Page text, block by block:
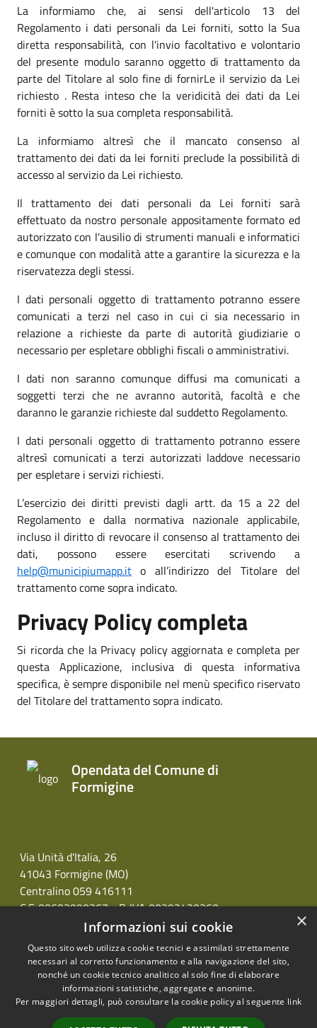
La informiamo che, ai sensi dell'articolo 13 del
Regolamento i dati personali da Lei forniti, sotto la Sua
diretta responsabilità, con l'invio facoltativo e volontario
del presente modulo saranno oggetto di trattamento da
parte del Titolare al solo fine di fornirLe il servizio da Lei
richiesto . Resta inteso che la veridicità dei dati da Lei
forniti è sotto la sua completa responsabilità.
La informiamo altresì che il mancato consenso al
trattamento dei dati da lei forniti preclude la possibilità di
accesso al servizio da Lei richiesto.
Il trattamento dei dati personali da Lei forniti sarà
effettuato da nostro personale appositamente formato ed
autorizzato con l'ausilio di strumenti manuali e informatici
e comunque con modalità atte a garantire la sicurezza e la
riservatezza degli stessi.
I dati personali oggetto di trattamento potranno essere
comunicati a terzi nel caso in cui ci sia necessario in
relazione a richieste da parte di autorità giudiziarie o
necessario per espletare obblighi fiscali o amministrativi.
I dati non saranno comunque diffusi ma comunicati a
soggetti terzi che ne avranno autorità, facoltà e che
daranno le garanzie richieste dal suddetto Regolamento.
I dati personali oggetto di trattamento potranno essere
altresì comunicati a terzi autorizzati laddove necessario
per espletare i servizi richiesti.
L’esercizio dei diritti previsti dagli artt. da 15 a 22 del
Regolamento e dalla normativa nazionale applicabile,
incluso il diritto di revocare il consenso al trattamento dei
dati, possono essere esercitati scrivendo a
help@municipiumapp.it o all’indirizzo del Titolare del
trattamento come sopra indicato.
Privacy Policy completa
Si ricorda che la Privacy policy aggiornata e completa per
questa Applicazione, inclusiva di questa informativa
specifica, è sempre disponibile nel menù specifico riservato
del Titolare del trattamento sopra indicato.
Opendata del Comune di
Formigine
Via Unità d'Italia, 26
41043 Formigine (MO)
Centralino 059 416111
C.F. 00603990367 - P. IVA 00292430360
Accessibilità
Copyright © 2026 • Opendata
del Comune di Formigine •
×
Informazioni sui cookie
Questo sito web utilizza cookie tecnici e assimilati strettamente
necessari al corretto funzionamento e alla navigazione del sito,
nonché un cookie tecnico analitico al solo fine di elaborare
informazioni statistiche, aggregate e anonime.
Per maggiori dettagli, può consultare la cookie policy al seguente link